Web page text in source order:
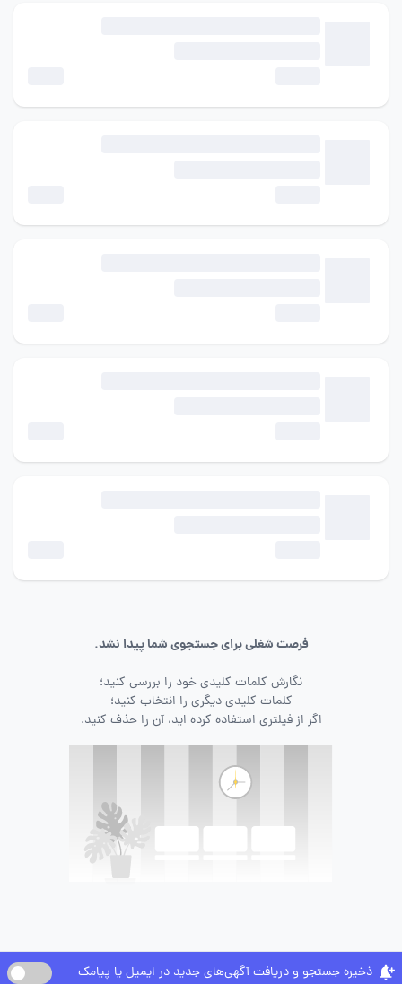
فرصت شغلی برای جستجوی شما پیدا نشد.
نگارش کلمات کلیدی خود را بررسی کنید؛
کلمات کلیدی دیگری را انتخاب کنید؛
اگر از فیلتری استفاده کرده اید، آن را حذف کنید.
ذخیره جستجو و دریافت آگهی‌های جدید در ایمیل یا پیامک